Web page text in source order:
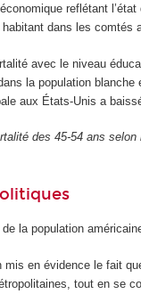
reflétant
dans les comtés
avec le niveau
la population
aux États-Unis a
des 45-54 ans selon
de la population
mis en évidence le fait
tout en se